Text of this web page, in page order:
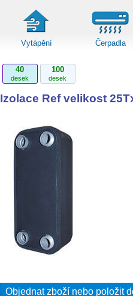
Vytápění Čerpadla
40
desek
100
desek
Izolace Ref velikost
Objednat zboží nebo položit